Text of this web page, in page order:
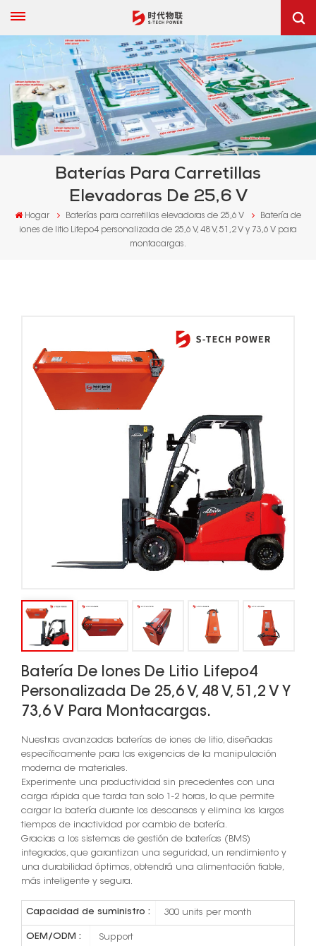
Baterías Para Carretillas
Elevadoras De 25,6 V
Hogar Baterías para carretillas elevadoras de 25,6 V
Batería de
iones de litio Lifepo4 personalizada de 25,6 V, 48 V, 51,2 V y 73,6 V para
montacargas.
Batería De Iones De Litio Lifepo4
Personalizada De 25,6 V, 48 V, 51,2 V Y
73,6 V Para Montacargas.
Nuestras avanzadas baterías de iones de litio, diseñadas
específicamente para las exigencias de la manipulación
moderna de materiales.
Experimente una productividad sin precedentes con una
carga rápida que tarda tan solo 1-2 horas, lo que permite
cargar la batería durante los descansos y elimina los largos
tiempos de inactividad por cambio de batería.
Gracias a los sistemas de gestión de baterías (BMS)
integrados, que garantizan una seguridad, un rendimiento y
una durabilidad óptimos, obtendrá una alimentación fiable,
más inteligente y segura.
Capacidad de suministro : 300 units per month
OEM/ODM : Support